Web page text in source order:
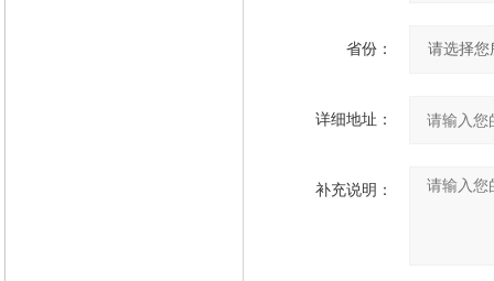
省份：
详细地址：
补充说明：